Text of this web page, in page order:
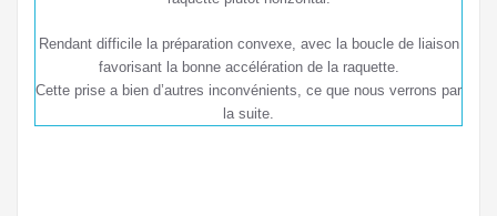
Rendant difficile la préparation convexe, avec la boucle de liaison
favorisant la bonne accélération de la raquette.
Cette prise a bien d’autres inconvénients, ce que nous verrons par
la suite.